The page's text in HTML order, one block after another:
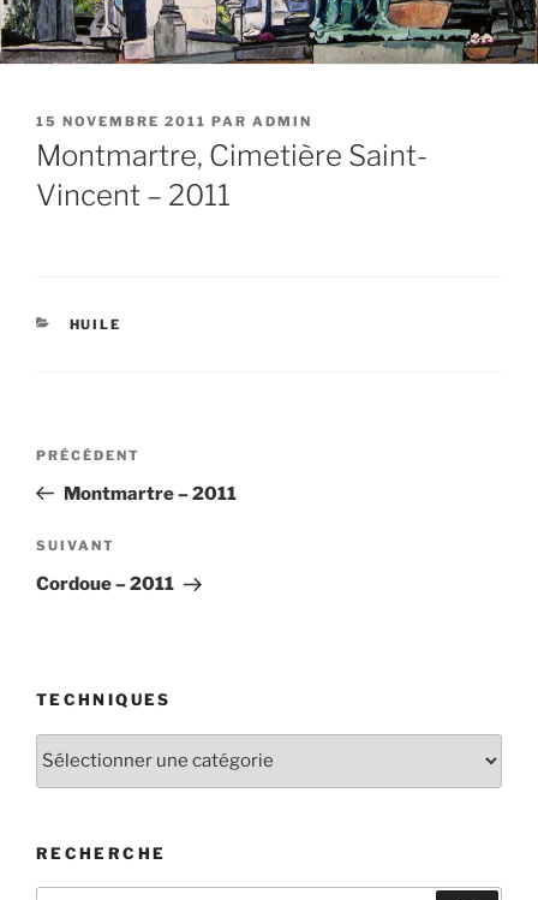
PUBLIÉ
LE
15 NOVEMBRE 2011 PAR ADMIN
Montmartre, Cimetière Saint-
Vincent – 2011
CATÉGORIES
HUILE
Navigation
l’article
Article
précédent
PRÉCÉDENT
Montmartre – 2011
Article
suivant
SUIVANT
Cordoue – 2011
TECHNIQUES
Techniques
RECHERCHE